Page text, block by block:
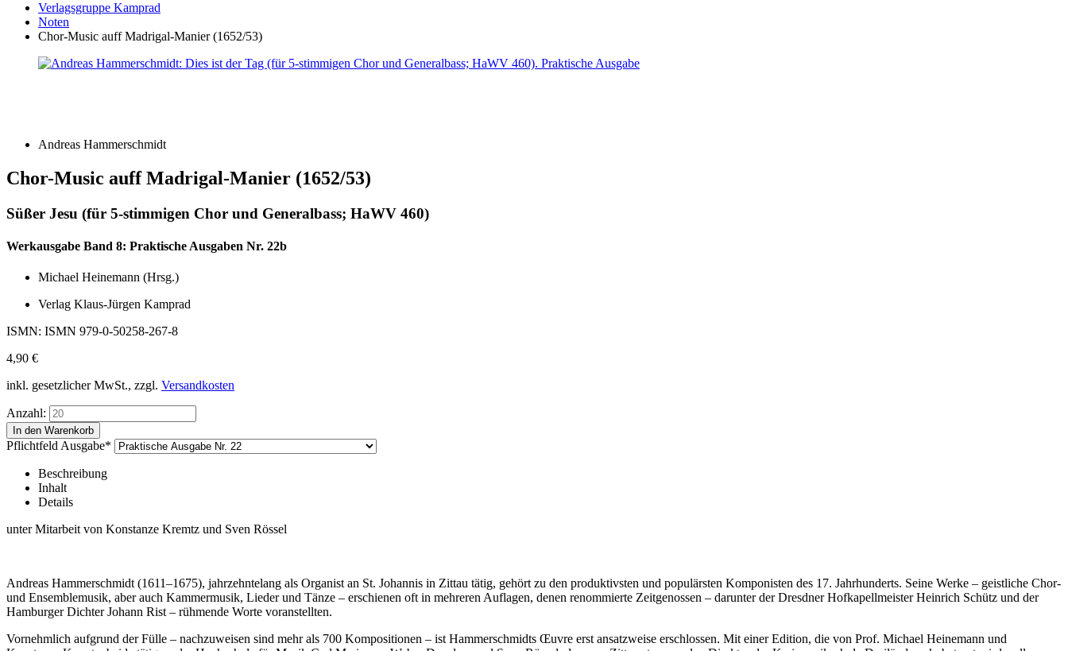
Verlagsgruppe Kamprad
Noten
Chor-Music auff Madrigal-Manier (1652/53)
Andreas Hammerschmidt
Chor-Music auff Madrigal-Manier (1652/53)
Süßer Jesu (für 5-stimmigen Chor und Generalbass; HaWV 460)
Werkausgabe Band 8: Praktische Ausgaben Nr. 22b
Michael Heinemann (Hrsg.)
Verlag Klaus-Jürgen Kamprad
ISMN: ISMN 979-0-50258-267-8
4,90 €
inkl. gesetzlicher MwSt., zzgl. Versandkosten
Anzahl:
Pflichtfeld Ausgabe*
Beschreibung
Inhalt
Details
unter Mitarbeit von Konstanze Kremtz und Sven Rössel
Andreas Hammerschmidt (1611–1675), jahrzehntelang als Organist an St. Johannis in Zittau tätig, gehört zu den produktivsten und populärsten Komponisten des 17. Jahrhunderts. Seine Werke – geistliche Chor-
und Ensemblemusik, aber auch Kammermusik, Lieder und Tänze – erschienen oft in mehreren Auflagen, denen renommierte Zeitgenossen – darunter der Dresdner Hofkapellmeister Heinrich Schütz und der
Hamburger Dichter Johann Rist – rühmende Worte voranstellten.
Vornehmlich aufgrund der Fülle – nachzuweisen sind mehr als 700 Kompositionen – ist Hammerschmidts Œuvre erst ansatzweise erschlossen. Mit einer Edition, die von Prof. Michael Heinemann und